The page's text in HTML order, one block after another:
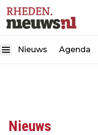
Nieuws Agenda
Nieuws